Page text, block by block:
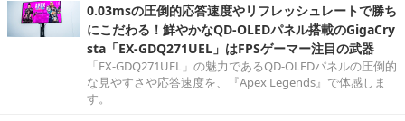
0.03msの圧倒的応答速度やリフレッシュレートで勝ち
にこだわる！鮮やかなQD-OLEDパネル搭載のGigaCry
sta「EX-GDQ271UEL」はFPSゲーマー注目の武器
「EX-GDQ271UEL」の魅力であるQD-OLEDパネルの圧倒的
な見やすさや応答速度を、『Apex Legends』で体感しま
す。